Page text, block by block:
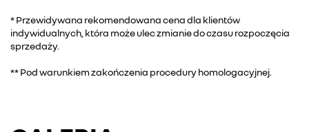
* Przewidywana rekomendowana cena dla klientów
indywidualnych, która może ulec zmianie do czasu rozpoczęcia
sprzedaży.
** Pod warunkiem zakończenia procedury homologacyjnej.